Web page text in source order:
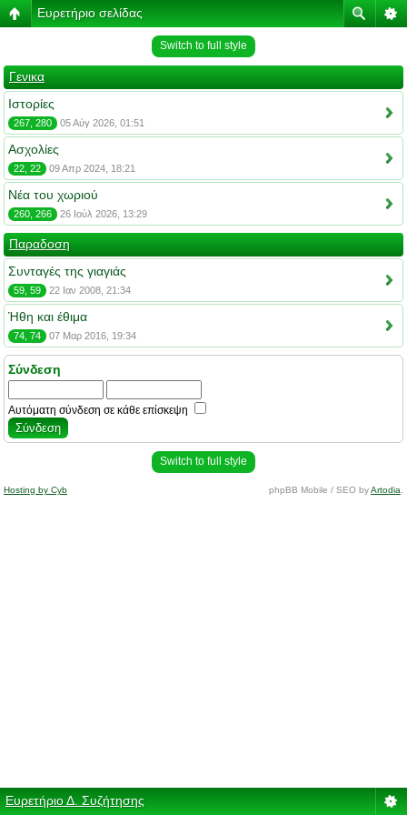
Ευρετήριο σελίδας
Switch to full style
Γενικα
Ιστορίες
267, 280 05 Αύγ 2026, 01:51
Ασχολίες
22, 22 09 Απρ 2024, 18:21
Νέα του χωριού
260, 266 26 Ιούλ 2026, 13:29
Παραδοση
Συνταγές της γιαγιάς
59, 59 22 Ιαν 2008, 21:34
Ήθη και έθιμα
74, 74 07 Μαρ 2016, 19:34
Σύνδεση
Αυτόματη σύνδεση σε κάθε επίσκεψη
Switch to full style
Hosting by Cyb phpBB Mobile / SEO byArtodia
Ευρετήριο Δ. Συζήτησης